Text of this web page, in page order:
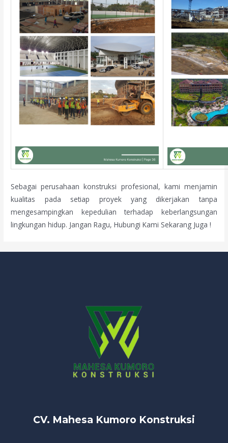
Sebagai perusahaan konstruksi profesional, kami menjamin
kualitas pada setiap proyek yang dikerjakan tanpa
mengesampingkan kepedulian terhadap keberlangsungan
lingkungan hidup. Jangan Ragu, Hubungi Kami Sekarang Juga !
CV. Mahesa Kumoro Konstruksi